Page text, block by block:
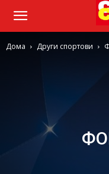
Дома Други спортови